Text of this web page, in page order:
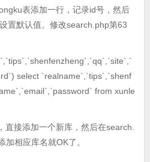
表添加一行，记录id号，然后
置默认值。修改search.php第63
select `realname`,`tips`,`shenf
from xunle
直接添加一个新库，然后在search.
相应库名就OK了。